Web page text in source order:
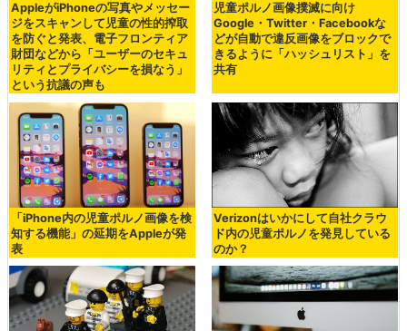
AppleがiPhoneの写真やメッセー
ジをスキャンして児童の性的搾取
を防ぐと発表、電子フロンティア
財団などから「ユーザーのセキュ
リティとプライバシーを損なう」
という抗議の声も
児童ポルノ画像撲滅に向け
Google・Twitter・Facebookな
どが自動で違反画像をブロックで
きるように「ハッシュリスト」を
共有
「iPhone内の児童ポルノ画像を検
知する機能」の延期をAppleが発
表
Verizonはいかにして自社クラウ
ド内の児童ポルノを発見している
のか？